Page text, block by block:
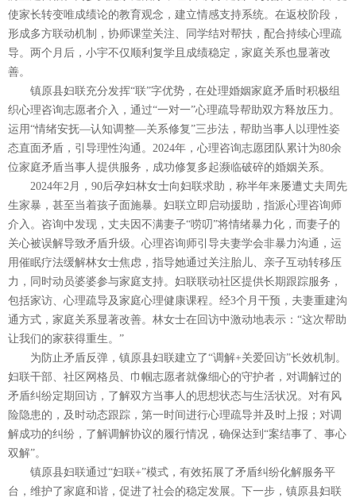
使家长转变唯成绩论的教育观念，建立情感支持系统。在返校阶段，
形成多方联动机制，协师课堂关注、同学结对帮扶，配合持续心理疏
导。两个月后，小宇不仅顺利复学且成绩稳定，家庭关系也显著改
善。
镇原县妇联充分发挥“联”字优势，在处理婚姻家庭矛盾时积极组
织心理咨询志愿者介入，通过“一对一”心理疏导帮助双方释放压力。
运用“情绪安抚—认知调整—关系修复”三步法，帮助当事人以理性姿
态直面矛盾，引导理性沟通。2024年，心理咨询志愿团队累计为80余
位家庭矛盾当事人提供服务，成功修复多起濒临破碎的婚姻关系。
2024年2月，90后孕妇林女士向妇联求助，称半年来屡遭丈夫周先
生家暴，甚至当着孩子面施暴。妇联立即启动援助，指派心理咨询师
介入。咨询中发现，丈夫因不满妻子“唠叨”将情绪暴力化，而妻子的
关心被误解导致矛盾升级。心理咨询师引导夫妻学会非暴力沟通，运
用催眠疗法缓解林女士焦虑，指导她通过关注胎儿、亲子互动转移压
力，同时动员婆婆参与家庭支持。妇联联动社区提供长期跟踪服务，
包括家访、心理疏导及家庭心理健康课程。经3个月干预，夫妻重建沟
通方式，家庭关系显著改善。林女士在回访中激动地表示：“这次帮助
让我们的家获得重生。”
为防止矛盾反弹，镇原县妇联建立了“调解+关爱回访”长效机制。
妇联干部、社区网格员、巾帼志愿者就像细心的守护者，对调解过的
矛盾纠纷定期回访，了解双方当事人的思想状态与生活状况。对有风
险隐患的，及时动态跟踪，第一时间进行心理疏导并及时上报；对调
解成功的纠纷，了解调解协议的履行情况，确保达到“案结事了、事心
双解”。
镇原县妇联通过“妇联+”模式，有效拓展了矛盾纠纷化解服务平
台，维护了家庭和谐，促进了社会的稳定发展。下一步，镇原县妇联